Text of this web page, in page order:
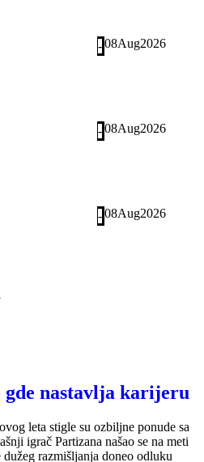
- 08Aug2026
- 08Aug2026
- 08Aug2026
nastavlja karijeru
leta stigle su ozbiljne ponude sa
igrač Partizana našao se na meti
razmišljanja doneo odluku